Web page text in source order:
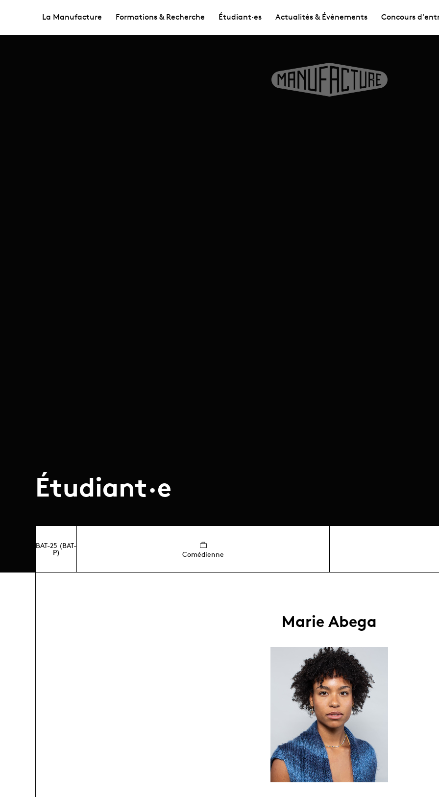
La Manufacture Formations & Recherche Étudiant·es Actualités & Évènements Concours
Étudiant·e
BAT-25 (BAT-
P)
Comédienne
Marie Abega